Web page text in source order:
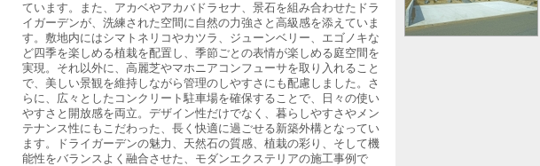
ています。また、アカベやアカバドラセナ、景石を組み合わせたドラ
イガーデンが、洗練された空間に自然の力強さと高級感を添えていま
す。敷地内にはシマトネリコやカツラ、ジューンベリー、エゴノキな
ど四季を楽しめる植栽を配置し、季節ごとの表情が楽しめる庭空間を
実現。それ以外に、高麗芝やマホニアコンフューサを取り入れること
で、美しい景観を維持しながら管理のしやすさにも配慮しました。さ
らに、広々としたコンクリート駐車場を確保することで、日々の使い
やすさと開放感を両立。デザイン性だけでなく、暮らしやすさやメン
テナンス性にもこだわった、長く快適に過ごせる新築外構となってい
ます。ドライガーデンの魅力、天然石の質感、植栽の彩り、そして機
能性をバランスよく融合させた、モダンエクステリアの施工事例で